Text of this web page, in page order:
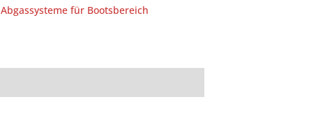
Abgassysteme für Bootsbereich